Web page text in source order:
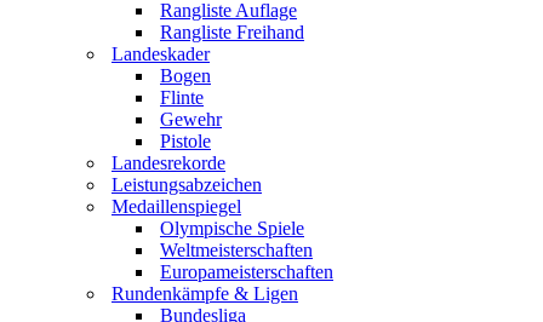
Rangliste Auflage
Rangliste Freihand
Landeskader
Bogen
Flinte
Gewehr
Pistole
Landesrekorde
Leistungsabzeichen
Medaillenspiegel
Olympische Spiele
Weltmeisterschaften
Europameisterschaften
Rundenkämpfe & Ligen
Bundesliga